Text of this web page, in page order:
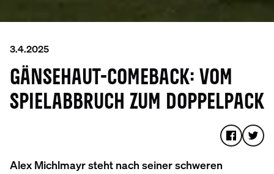
3.4.2025
GÄNSEHAUT-COMEBACK: VOM
SPIELABBRUCH ZUM DOPPELPACK
Alex Michlmayr steht nach seiner schweren